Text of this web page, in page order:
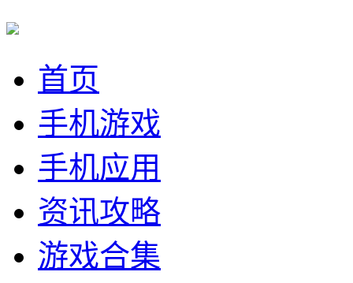
首页
手机游戏
手机应用
资讯攻略
游戏合集